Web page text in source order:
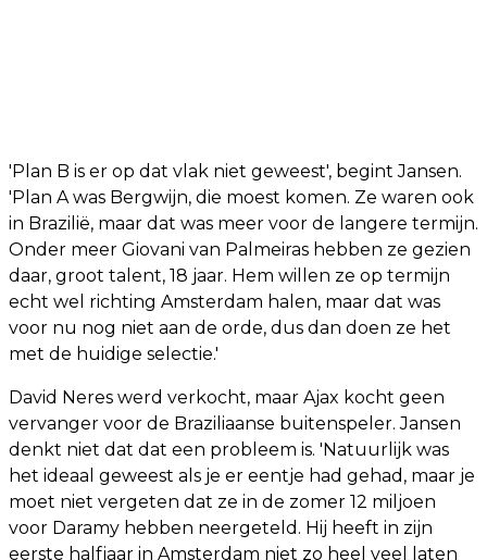
'Plan B is er op dat vlak niet geweest', begint Jansen.
'Plan A was Bergwijn, die moest komen. Ze waren ook
in Brazilië, maar dat was meer voor de langere termijn.
Onder meer Giovani van Palmeiras hebben ze gezien
daar, groot talent, 18 jaar. Hem willen ze op termijn
echt wel richting Amsterdam halen, maar dat was
voor nu nog niet aan de orde, dus dan doen ze het
met de huidige selectie.'
David Neres werd verkocht, maar Ajax kocht geen
vervanger voor de Braziliaanse buitenspeler. Jansen
denkt niet dat dat een probleem is. 'Natuurlijk was
het ideaal geweest als je er eentje had gehad, maar je
moet niet vergeten dat ze in de zomer 12 miljoen
voor Daramy hebben neergeteld. Hij heeft in zijn
eerste halfjaar in Amsterdam niet zo heel veel laten